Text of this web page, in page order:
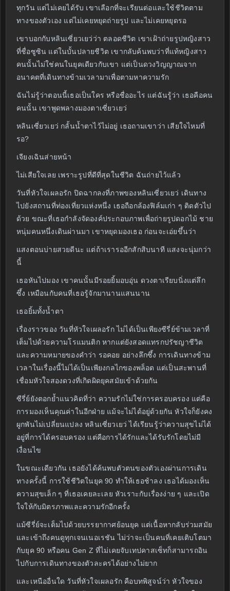
ทุกวัน แต่ไม่เคยได้รับ เขาเลือกที่จะเรียนต่อและใช้ชีวิตตาม
ทางของตัวเอง แต่ไม่เคยหยุดถ่ายรูป และไม่เคยหยุดรอ
เขาบอกกับหลินเซี่ยวเยว่ว่า ตลอดชีวิต เขาเฝ้าถ่ายรูปหญิงสาว
ที่ชื่อซูซิน แต่ในบั้นปลายชีวิต เขากลับค้นพบว่าที่แท้หญิงสาว
คนนั้นไม่ใช่คนในยุคเดียวกับเขา แต่เป็นดวงวิญญาณจาก
อนาคตที่เดินทางข้ามเวลามาเพื่อตามหาความรัก
ฉันไม่รู้ว่าตอนนี้เธอเป็นใคร หรือชื่ออะไร แต่ฉันรู้ว่า เธอคือคน
คนนั้น เขาพูดพลางมองตาเซี่ยวเยว่
หลินเซี่ยวเยว่ กลั้นน้ำตาไว้ไม่อยู่ เธอถามเขาว่า เสียใจไหมที่
รอ?
เจียงเฉินส่ายหน้า
ไม่เสียใจเลย เพราะรูปที่ดีที่สุดในชีวิต ฉันถ่ายไว้แล้ว
วันที่หัวใจเผลอรัก ปิดฉากลงที่ภาพของหลินเซี่ยวเยว่ เดินทาง
ไปยังสถานที่ท่องเที่ยวแห่งหนึ่ง เธอถือกล้องฟิล์มเก่า ๆ ติดตัวไป
ด้วย ขณะที่เธอกำลังจัดองค์ประกอบภาพเพื่อถ่ายรูปดอกไม้ ชาย
หนุ่มคนหนึ่งเดินผ่านมา เขาหยุดมองเธอ ก่อนจะเอ่ยขึ้นว่า
แสงตอนบ่ายสวยดีนะ แต่ถ้าเรารออีกสักสิบนาที แสงจะนุ่มกว่า
นี้
เธอหันไปมอง เขาคนนั้นมีรอยยิ้มอบอุ่น ดวงตาเรียบนิ่งแต่ลึก
ซึ้ง เหมือนกับคนที่เธอรู้จักมานานแสนนาน
เธอยิ้มทั้งน้ำตา
เรื่องราวของ วันที่หัวใจเผลอรัก ไม่ได้เป็นเพียงซีรี่ย์ข้ามเวลาที่
เต็มไปด้วยความโรแมนติก หากแต่ยังสอดแทรกปรัชญาชีวิต
และความหมายของคำว่า รอคอย อย่างลึกซึ้ง การเดินทางข้าม
เวลาในเรื่องนี้ไม่ได้เป็นเพียงกลไกของพล็อต แต่เป็นสะพานที่
เชื่อมหัวใจสองดวงที่เกิดผิดยุคสมัยเข้าด้วยกัน
ซีรี่ย์ยังตอกย้ำแนวคิดที่ว่า ความรักไม่ใช่การครอบครอง แต่คือ
การมองเห็นคุณค่าในอีกฝ่าย แม้จะไม่ได้อยู่ด้วยกัน หัวใจก็ยังคง
ผูกพันไม่เปลี่ยนแปลง หลินเซี่ยวเยว่ ได้เรียนรู้ว่าความสุขไม่ได้
อยู่ที่การได้ครอบครอง แต่คือการได้รักและได้รับรักโดยไม่มี
เงื่อนไข
ในขณะเดียวกัน เธอยังได้ค้นพบตัวตนของตัวเองผ่านการเดิน
ทางครั้งนี้ การใช้ชีวิตในยุค 90 ทำให้เธอช้าลง เธอได้มองเห็น
ความสุขเล็ก ๆ ที่เธอเคยละเลย หัวเราะกับเรื่องง่าย ๆ และเปิด
ใจให้กับมิตรภาพและความรักอีกครั้ง
แม้ซีรี่ย์จะเต็มไปด้วยบรรยากาศย้อนยุค แต่เนื้อหากลับร่วมสมัย
และเข้าถึงคนดูทุกเจนเนอเรชัน ไม่ว่าจะเป็นคนที่เคยเติบโตมา
กับยุค 90 หรือคน Gen Z ที่ไม่เคยจับเทปคาสเซ็ทก็สามารถอิน
ไปกับการเดินทางของตัวละครได้อย่างไม่ยาก
และเหนืออื่นใด วันที่หัวใจเผลอรัก คือบทพิสูจน์ว่า หัวใจของ